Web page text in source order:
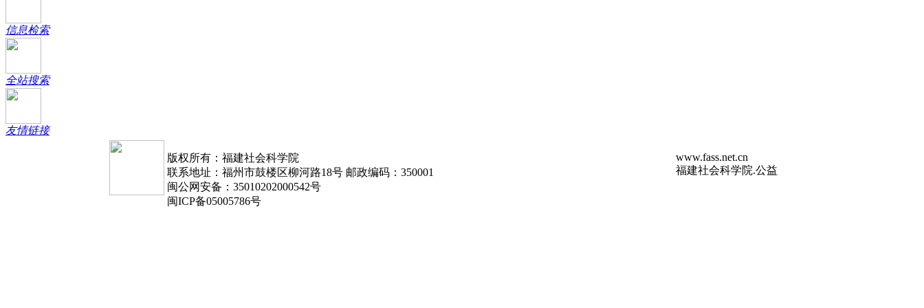
信息检索
全站搜索
友情链接
版权所有：福建社会科学院
联系地址：福州市鼓楼区柳河路18号 邮政编码：350001
闽公网安备：35010202000542号
闽ICP备05005786号
www.fass.net.cn
福建社会科学院.公益